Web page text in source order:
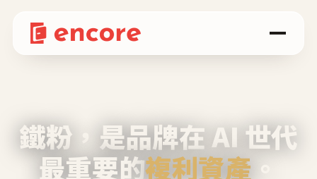
鐵粉，是品牌在 AI 世代
最重要的複利資產 。